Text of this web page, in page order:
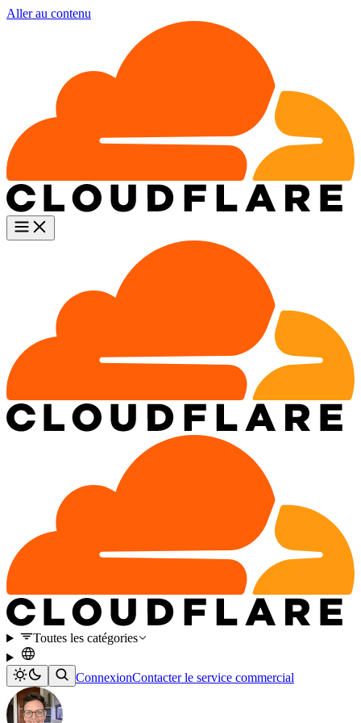
Aller au contenu
Toutes les catégories
ConnexionContacter le service commercial